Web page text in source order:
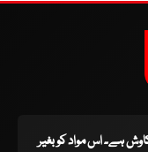
کاوش ہے۔ اس مواد کو بغیر